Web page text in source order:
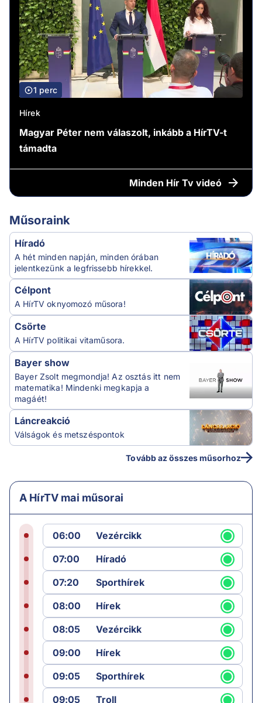
1 perc
Hírek
Magyar Péter nem válaszolt, inkább a HírTV-t
támadta
Minden Hír Tv videó
Műsoraink
Híradó
A hét minden napján, minden órában
jelentkezünk a legfrissebb hírekkel.
Célpont
A HírTV oknyomozó műsora!
Csörte
A HírTV politikai vitaműsora.
Bayer show
Bayer Zsolt megmondja! Az osztás itt nem
matematika! Mindenki megkapja a
magáét!
Láncreakció
Válságok és metszéspontok
Tovább az összes műsorhoz
A HírTV mai műsorai
06:00
Vezércikk
07:00
Híradó
07:20
Sporthírek
08:00
Hírek
08:05
Vezércikk
09:00
Hírek
09:05
Sporthírek
09:05
Troll